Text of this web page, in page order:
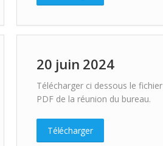
20 juin 2024
Télécharger ci dessous le fichier
PDF de la réunion du bureau.
Télécharger